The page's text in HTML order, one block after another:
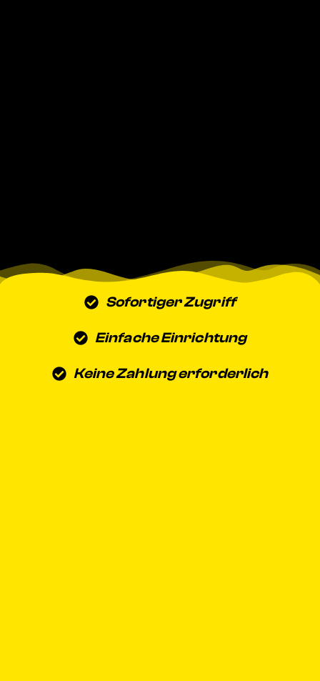
Sofortiger Zugriff
Einfache Einrichtung
Keine Zahlung erforderlich